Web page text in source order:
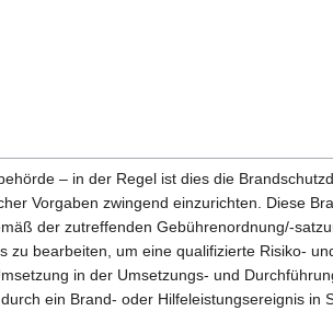
– in der Regel ist dies die
Vorgaben zwingend einzurichten. Diese
der zutreffenden Gebührenordnung/-
bearbeiten, um eine qualifizierte Risiko-
in der Umsetzungs- und
ein Brand- oder Hilfeleistungsereignis in